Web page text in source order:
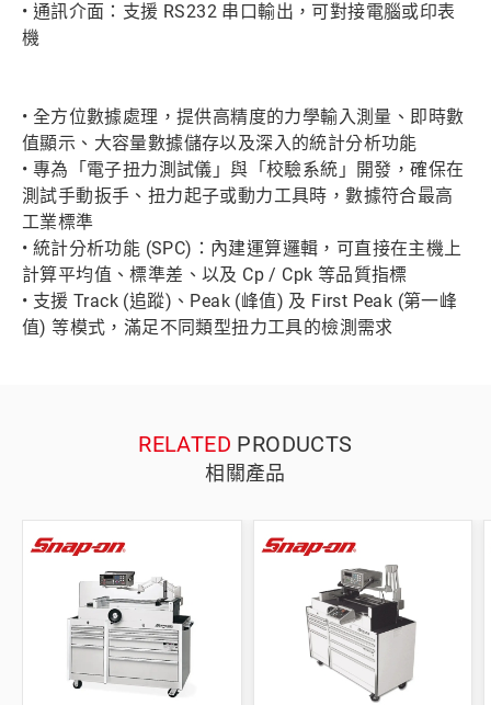
• 通訊介面：支援 RS232 串口輸出，可對接電腦或印表
機
• 全方位數據處理，提供高精度的力學輸入測量、即時數
值顯示、大容量數據儲存以及深入的統計分析功能
• 專為「電子扭力測試儀」與「校驗系統」開發，確保在
測試手動扳手、扭力起子或動力工具時，數據符合最高
工業標準
• 統計分析功能 (SPC)：內建運算邏輯，可直接在主機上
計算平均值、標準差、以及 Cp / Cpk 等品質指標
• 支援 Track (追蹤)、Peak (峰值) 及 First Peak (第一峰
值) 等模式，滿足不同類型扭力工具的檢測需求
RELATED PRODUCTS
相關產品